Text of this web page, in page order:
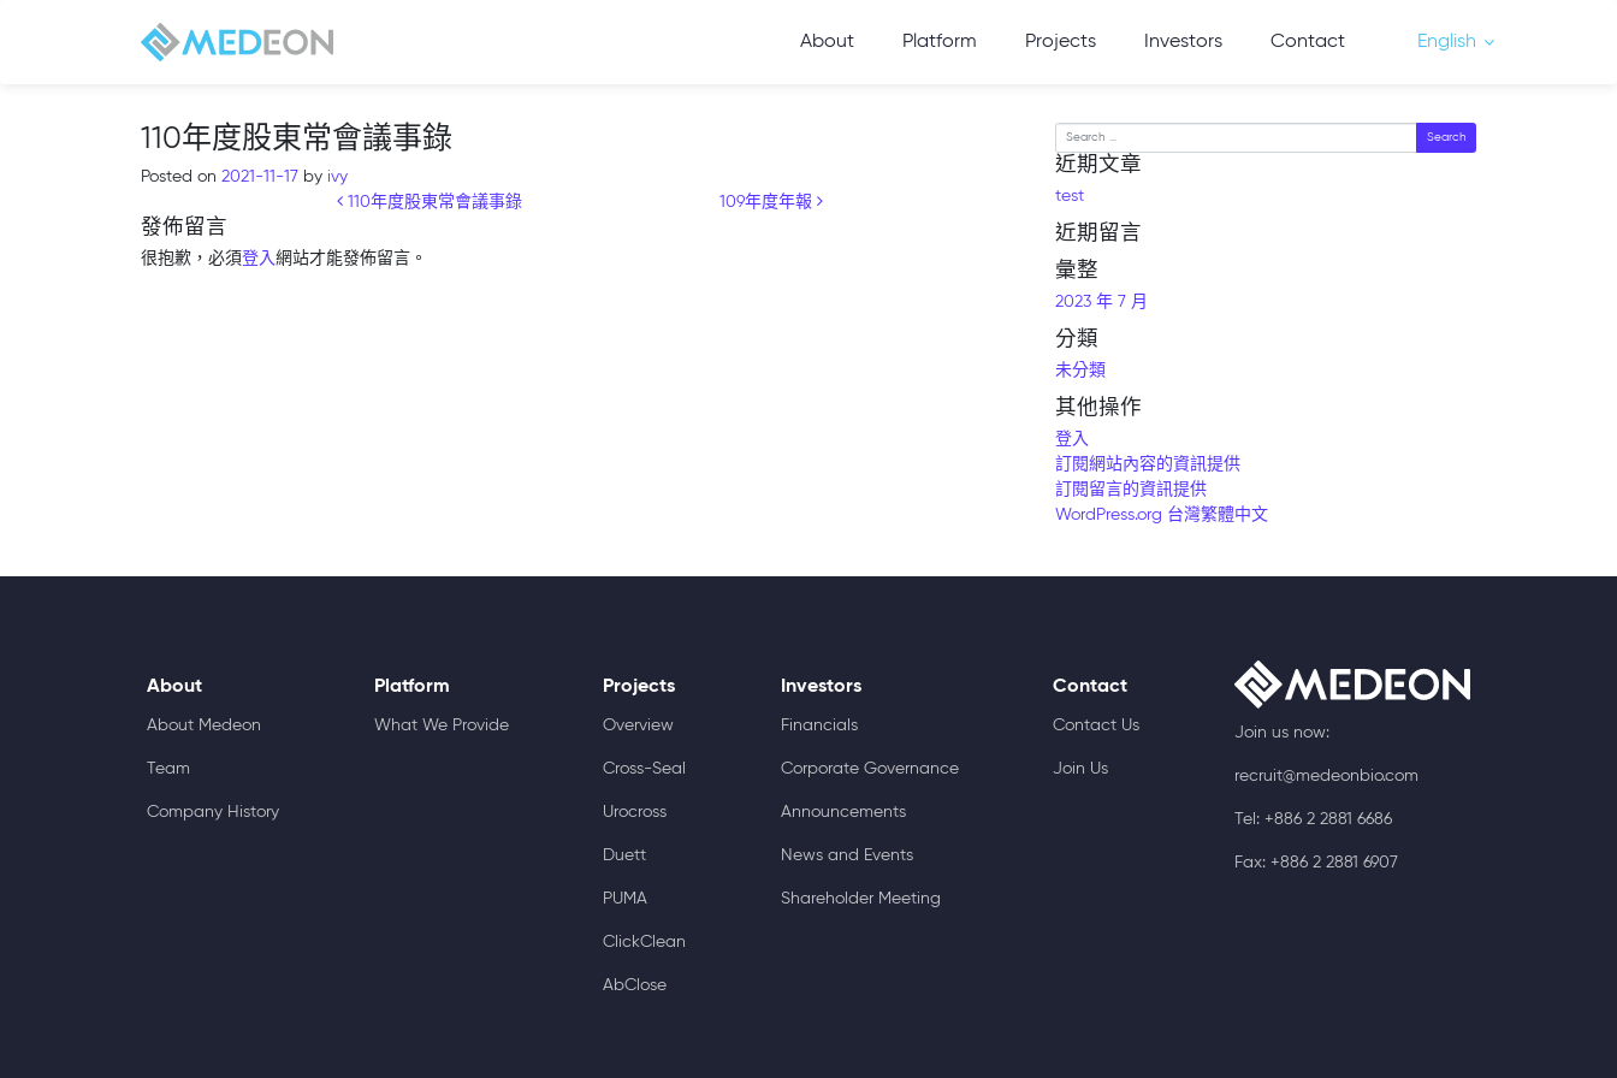
About Platform Projects Investors Contact English
110年度股東常會議事錄
Posted on 2021-11-17 by ivy
110年度股東常會議事錄 109年度年報
發佈留言
很抱歉，必須登入網站才能發佈留言。
Search
近期文章
test
近期留言
彙整
2023 年 7 月
分類
未分類
其他操作
登入
訂閱網站內容的資訊提供
訂閱留言的資訊提供
WordPress.org 台灣繁體中文
About
About Medeon
Team
Company History
Platform
What We Provide
Projects
Overview
Cross-Seal
Urocross
Duett
PUMA
ClickClean
AbClose
Investors
Financials
Corporate Governance
Announcements
News and Events
Shareholder Meeting
Contact
Contact Us
Join Us
Join us now:
recruit@medeonbio.com
Tel: +886 2 2881 6686
Fax: +886 2 2881 6907